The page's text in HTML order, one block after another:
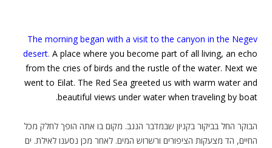
The morning began with a visit to the canyon in the Negev
desert. A place where you become part of all living, an echo
from the cries of birds and the rustle of the water. Next we
went to Eilat. The Red Sea greeted us with warm water and
beautiful views under water when traveling by boat.
הבוקר החל בביקור בקניון שבמדבר הנגב. מקום בו אתה הופך לחלק מכל
החיים, הד מצעקות הציפורים ורשרוש המים. לאחר מכן נסענו לאילת. ים